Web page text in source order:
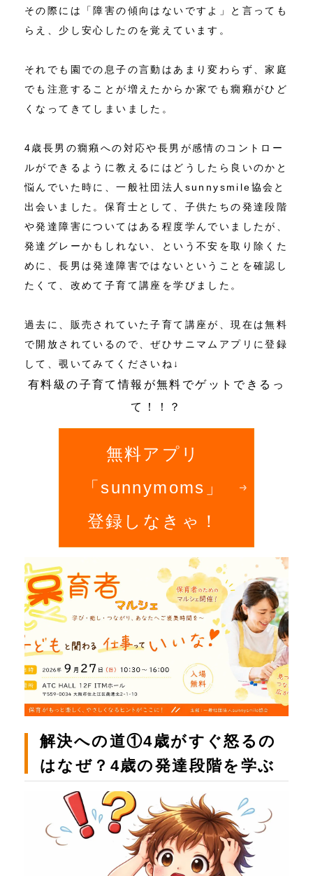
その際には「障害の傾向はないですよ」と言っても
らえ、少し安心したのを覚えています。
それでも園での息子の言動はあまり変わらず、家庭
でも注意することが増えたからか家でも癇癪がひど
くなってきてしまいました。
4歳長男の癇癪への対応や長男が感情のコントロー
ルができるように教えるにはどうしたら良いのかと
悩んでいた時に、一般社団法人sunnysmile協会と
出会いました。保育士として、子供たちの発達段階
や発達障害についてはある程度学んでいましたが、
発達グレーかもしれない、という不安を取り除くた
めに、長男は発達障害ではないということを確認し
たくて、改めて子育て講座を学びました。
過去に、販売されていた子育て講座が、現在は無料
で開放されているので、ぜひサニマムアプリに登録
して、覗いてみてくださいね↓
有料級の子育て情報が無料でゲットできるっ
て！！？
無料アプリ
「sunnymoms」
登録しなきゃ！
解決への道①4歳がすぐ怒るの
はなぜ？4歳の発達段階を学ぶ